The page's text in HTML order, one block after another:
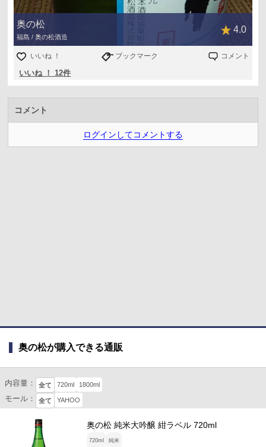
奥の松
福島 / 奥の松酒造
4.0
いいね ！ ブックマーク コメント
いいね ！ 12件
コメント
ログインしてコメントする
奥の松が購入できる通販
内容量： 全て 720ml 1800ml
モール： 全て YAHOO
奥の松 純米大吟醸 紺ラベル 720ml
720ml 純米